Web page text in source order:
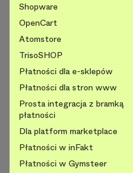
Shopware
OpenCart
Atomstore
TrisoSHOP
Płatności dla e-sklepów
Płatności dla stron www
Prosta integracja z bramką
płatności
Dla platform marketplace
Płatności w inFakt
Płatności w Gymsteer